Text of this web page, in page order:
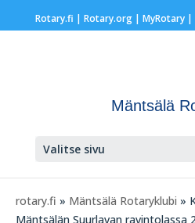
Rotary.fi | Rotary.org| MyRotary |
Mäntsälä
Valitse sivu
rotary.fi » Mäntsälä Rotaryklubi »
Mäntsälän Suurlavan ravintolassa